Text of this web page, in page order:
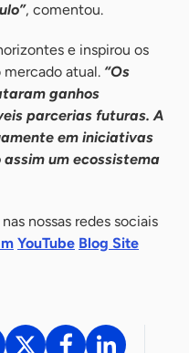
, comentou.
e inspirou os
mercado atual. “Os
ganhos
parcerias futuras. A
em iniciativas
um ecossistema
nossas redes sociais
YouTube Blog Site